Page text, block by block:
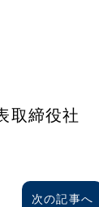
締役社
次の記事へ